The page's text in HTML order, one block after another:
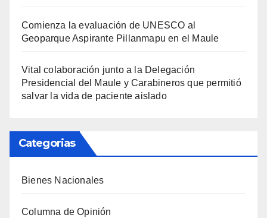
Comienza la evaluación de UNESCO al
Geoparque Aspirante Pillanmapu en el Maule
Vital colaboración junto a la Delegación
Presidencial del Maule y Carabineros que permitió
salvar la vida de paciente aislado
Categorias
Bienes Nacionales
Columna de Opinión